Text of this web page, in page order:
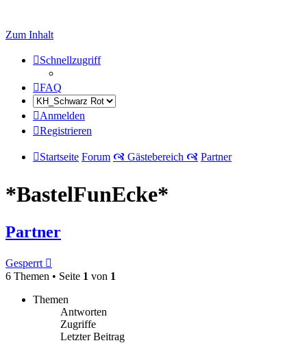
Zum Inhalt
Schnellzugriff
FAQ
Anmelden
Registrieren
Startseite Forum 🙧 Gästebereich 🙧 Partner
*BastelFunEcke*
Partner
Gesperrt
6 Themen • Seite 1 von 1
Themen
Antworten
Zugriffe
Letzter Beitrag